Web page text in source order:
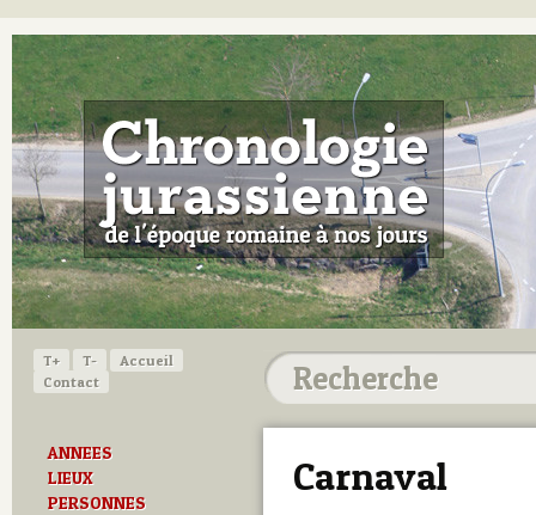
T+ T-
Accueil
Contact
ANNEES
LIEUX
PERSONNES
Carnaval